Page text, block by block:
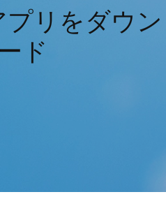
プリをダウン
ド